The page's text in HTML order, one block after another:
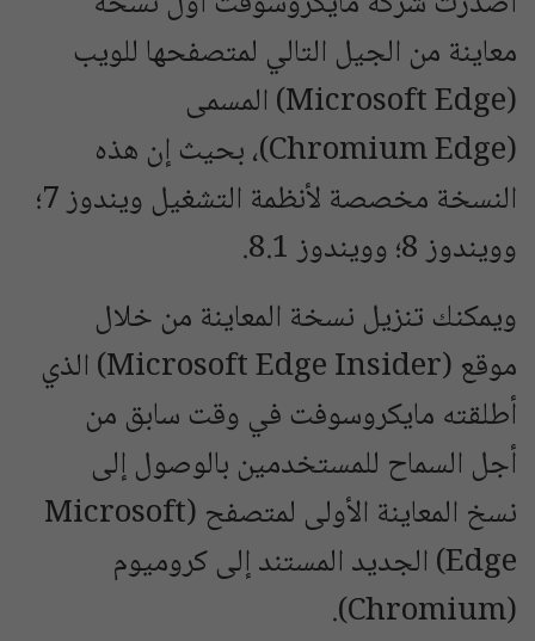
معاينة من الجيل التالي لمتصفحها للويب
(Microsoft Edge) المسمى
(Chromium Edge)، بحيث إن هذه
النسخة مخصصة لأنظمة التشغيل ويندوز 7؛
وويندوز 8؛ وويندوز 8.1.
ويمكنك تنزيل نسخة المعاينة من خلال
موقع (Microsoft Edge Insider) الذي
أطلقته مايكروسوفت في وقت سابق من
أجل السماح للمستخدمين بالوصول إلى
نسخ المعاينة الأولى لمتصفح (Microsoft
Edge) الجديد المستند إلى كروميوم
(Chromium).